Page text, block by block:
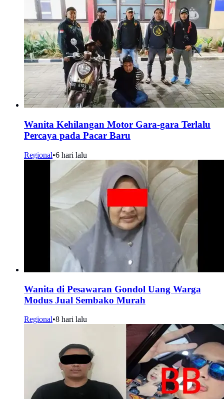
Wanita Kehilangan Motor Gara-gara Terlalu
Percaya pada Pacar Baru
Regional•6 hari lalu
Wanita di Pesawaran Gondol Uang Warga
Modus Jual Sembako Murah
Regional•8 hari lalu